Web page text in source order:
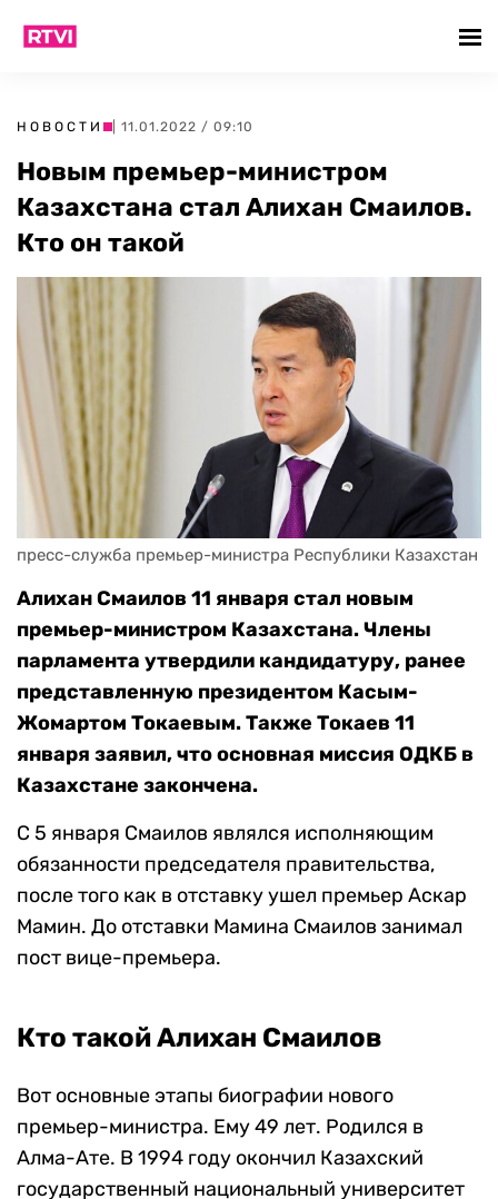
НОВОСТИ | 11.01.2022 / 09:10
Новым премьер-министром
Казахстана стал Алихан Смаилов.
Кто он такой
пресс-служба премьер-министра Республики Казахстан
Алихан Смаилов 11 января стал новым
премьер-министром Казахстана. Члены
парламента утвердили кандидатуру, ранее
представленную президентом Касым-
Жомартом Токаевым. Также Токаев 11
января заявил, что основная миссия ОДКБ в
Казахстане закончена.
С 5 января Смаилов являлся исполняющим
обязанности председателя правительства,
после того как в отставку ушел премьер Аскар
Мамин. До отставки Мамина Смаилов занимал
пост вице-премьера.
Кто такой Алихан Смаилов
Вот основные этапы биографии нового
премьер-министра. Ему 49 лет. Родился в
Алма-Ате. В 1994 году окончил Казахский
государственный национальный университет